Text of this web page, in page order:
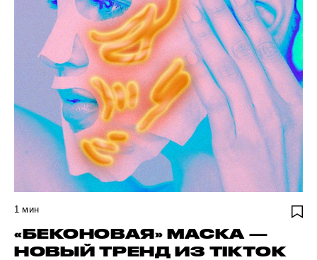
1 мин
«БЕКОНОВАЯ» МАСКА —
НОВЫЙ ТРЕНД ИЗ TIKTOK